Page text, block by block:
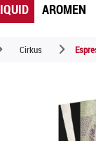
AROMEN
Cirkus